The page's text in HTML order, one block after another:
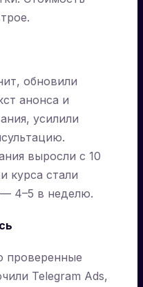
обновили
анонса и
усилили
выросли с 10
курса стали
— 4–5 в неделю.
проверенные
Telegram Ads,